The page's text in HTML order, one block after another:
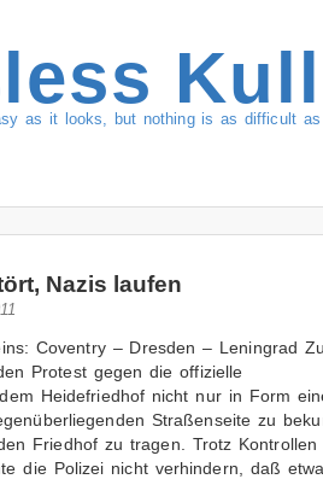
as it looks, but nothing is as difficult
Nazis laufen
Coventry – Dresden – Leningrad
Protest gegen die offizielle
Heidefriedhof nicht nur in Form
Straßenseite zu
Friedhof zu tragen. Trotz Kontrollen
die Polizei nicht verhindern, daß